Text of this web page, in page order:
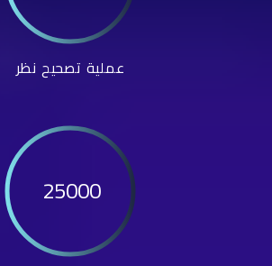
عملية تصحيح نظر
25000